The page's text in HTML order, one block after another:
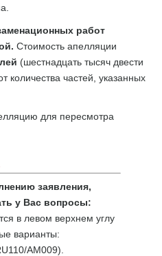
работ
Стоимость апелляции
(шестнадцать тысяч двести
количества частей, указанных
для пересмотра
заявления,
у Вас вопросы:
в левом верхнем углу
варианты:
AM009).